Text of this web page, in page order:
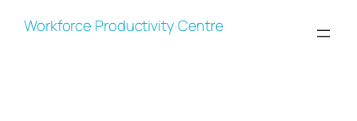
Workforce Productivity Centre